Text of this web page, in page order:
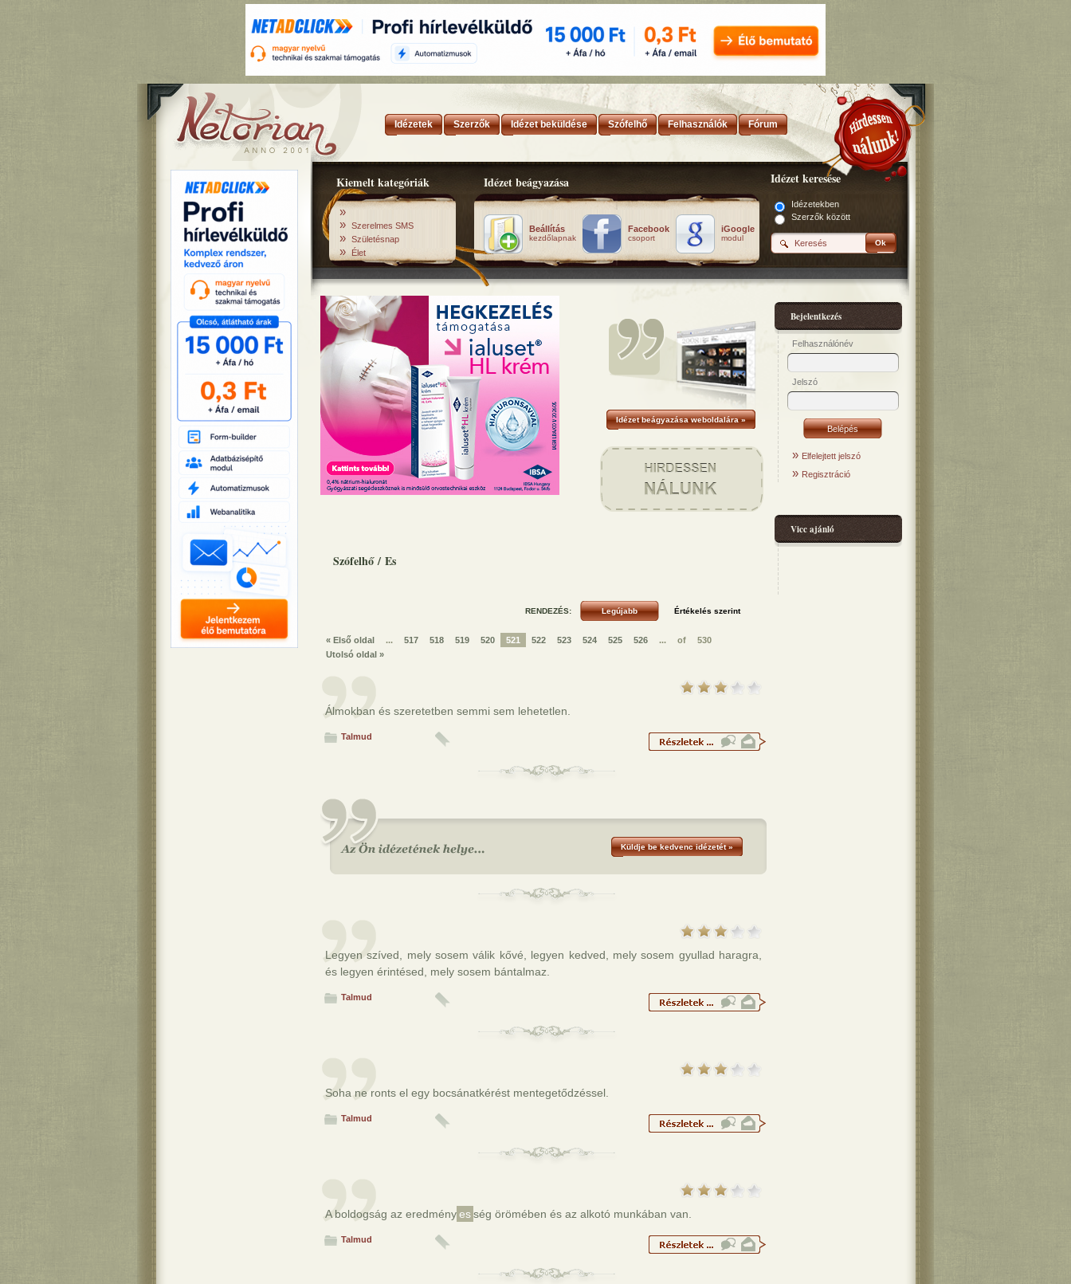
Idézetek Szerzők Idézet beküldése Szófelhő Felhasználók Fórum
Kiemelt kategóriák
»
» Szerelmes SMS
» Születésnap
» Élet
Idézet beágyazása
Beállítás
kezdőlapnak
Facebook
csoport
iGoogle
modul
Idézet keresése
Idézetekben
Szerzők között
Ok
Idézet beágyazása weboldalára »
Szófelhő / Es
RENDEZÉS:
« Első oldal ... 517 518 519 520 521 522 523 524 525 526 ... of
530
Utolsó oldal »
Álmokban és szeretetben semmi sem lehetetlen.
Talmud
Küldje be kedvenc idézetét »
Legyen szíved, mely sosem válik kővé, legyen kedved, mely sosem gyullad haragra,
és legyen érintésed, mely sosem bántalmaz.
Talmud
Soha ne ronts el egy bocsánatkérést mentegetődzéssel.
Talmud
A boldogság az eredményesség örömében és az alkotó munkában van.
Talmud
Bejelentkezés
Felhasználónév
Jelszó
» Elfelejtett jelszó
» Regisztráció
Vicc ajánló